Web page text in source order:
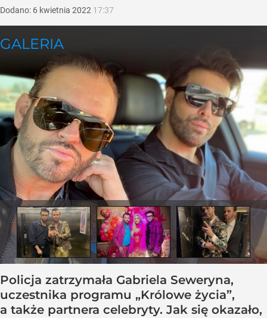
Dodano: 6 kwietnia 2022 17:37
Policja zatrzymała Gabriela Seweryna,
uczestnika programu „Królowe życia”,
a także partnera celebryty. Jak się okazało,